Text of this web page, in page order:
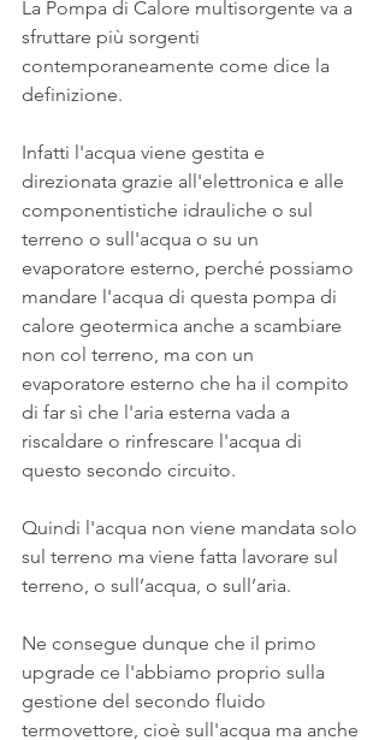
La Pompa di Calore multisorgente va a
sfruttare più sorgenti
contemporaneamente come dice la
definizione.
Infatti l'acqua viene gestita e
direzionata grazie all'elettronica e alle
componentistiche idrauliche o sul
terreno o sull'acqua o su un
evaporatore esterno, perché possiamo
mandare l'acqua di questa pompa di
calore geotermica anche a scambiare
non col terreno, ma con un
evaporatore esterno che ha il compito
di far sì che l'aria esterna vada a
riscaldare o rinfrescare l'acqua di
questo secondo circuito.
Quindi l'acqua non viene mandata solo
sul terreno ma viene fatta lavorare sul
terreno, o sull’acqua, o sull’aria.
Ne consegue dunque che il primo
upgrade ce l'abbiamo proprio sulla
gestione del secondo fluido
termovettore, cioè sull'acqua ma anche